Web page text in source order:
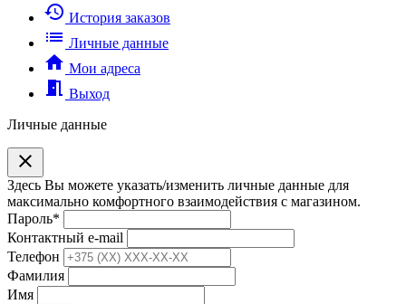
history История заказов
list Личные данные
home Мои адреса
meeting_room Выход
Личные данные
clear
Здесь Вы можете указать/изменить личные данные для
максимально комфортного взаимодействия с магазином.
Пароль*
Контактный e-mail
Телефон
Фамилия
Имя